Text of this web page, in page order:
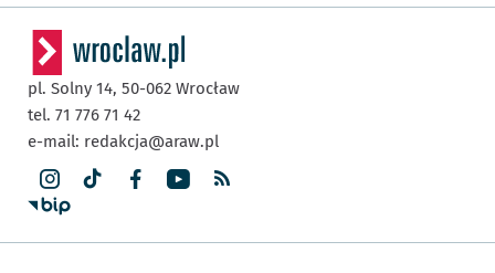
pl. Solny 14, 50-062 Wrocław
tel. 71 776 71 42
e-mail: redakcja@araw.pl